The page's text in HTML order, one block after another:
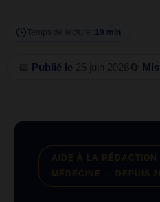
Temps de lecture : 19 min
Publié le 25 juin 2026 🔄
AIDE À LA RÉDACTION
MÉDECINE — DEPUIS